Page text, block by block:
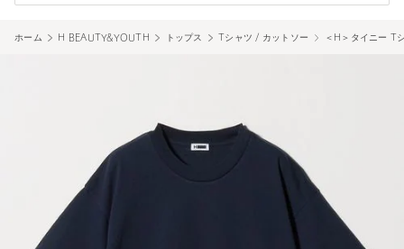
ホーム H BEAUTY&YOUTH トップス Tシャツ / カットソー ＜H＞タイニー T